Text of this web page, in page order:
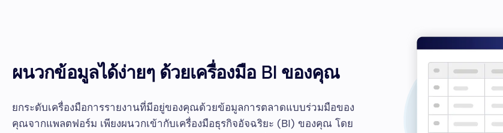
ผนวกข้อมูลได้ง่ายๆ ด้วยเครื่องมือ BI ของคุณ
ยกระดับเครื่องมือการรายงานที่มีอยู่ของคุณด้วยข้อมูลการตลาดแบบร่วมมือของ
คุณจากแพลตฟอร์ม เพียงผนวกเข้ากับเครื่องมือธุรกิจอัจฉริยะ (BI) ของคุณ โดย